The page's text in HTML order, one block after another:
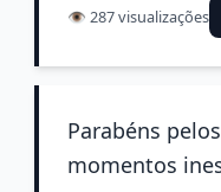
👁️ 287 visualizações
Parabéns
momentos